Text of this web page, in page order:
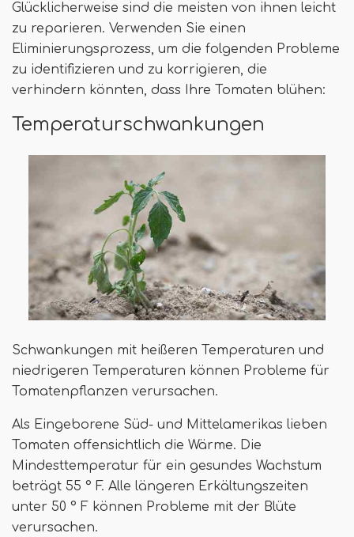
Glücklicherweise sind die meisten von ihnen leicht
zu reparieren. Verwenden Sie einen
Eliminierungsprozess, um die folgenden Probleme
zu identifizieren und zu korrigieren, die
verhindern könnten, dass Ihre Tomaten blühen:
Temperaturschwankungen
Schwankungen mit heißeren Temperaturen und
niedrigeren Temperaturen können Probleme für
Tomatenpflanzen verursachen.
Als Eingeborene Süd- und Mittelamerikas lieben
Tomaten offensichtlich die Wärme. Die
Mindesttemperatur für ein gesundes Wachstum
beträgt 55 ° F. Alle längeren Erkältungszeiten
unter 50 ° F können Probleme mit der Blüte
verursachen.